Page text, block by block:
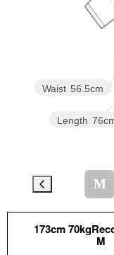
Length
Waist 56.5cm
M
173cm
M